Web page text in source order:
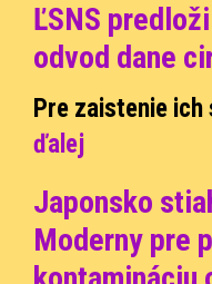
ĽSNS
odvod dane
Pre zaistenie
ďalej
Japonsko
Moderny pre